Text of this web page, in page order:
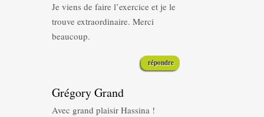
Je viens de faire l’exercice et je le
trouve extraordinaire. Merci
beaucoup.
répondre
Grégory Grand
Avec grand plaisir Hassina !